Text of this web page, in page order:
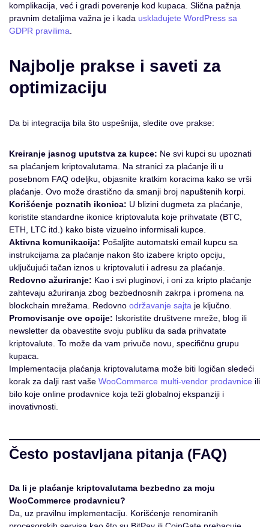
komplikacija, već i gradi poverenje kod kupaca. Slična pažnja
pravnim detaljima važna je i kada usklađujete WordPress sa
GDPR pravilima
Najbolje prakse i saveti za
optimizaciju
Da bi integracija bila što uspešnija, sledite ove prakse:
Kreiranje jasnog uputstva za kupce: Ne svi kupci su upoznati
sa plaćanjem kriptovalutama. Na stranici za plaćanje ili u
posebnom FAQ odeljku, objasnite kratkim koracima kako se vrši
plaćanje. Ovo može drastično da smanji broj napuštenih korpi.
Korišćenje poznatih ikonica: U blizini dugmeta za plaćanje,
koristite standardne ikonice kriptovaluta koje prihvatate (BTC,
ETH, LTC itd.) kako biste vizuelno informisali kupce.
Aktivna komunikacija: Pošaljite automatski email kupcu sa
instrukcijama za plaćanje nakon što izabere kripto opciju,
uključujući tačan iznos u kriptovaluti i adresu za plaćanje.
Redovno ažuriranje: Kao i svi pluginovi, i oni za kripto plaćanje
zahtevaju ažuriranja zbog bezbednosnih zakrpa i promena na
blockchain mrežama. Redovno održavanje sajta je ključno.
Promovisanje ove opcije: Iskoristite društvene mreže, blog ili
newsletter da obavestite svoju publiku da sada prihvatate
kriptovalute. To može da vam privuče novu, specifičnu grupu
kupaca.
Implementacija plaćanja kriptovalutama može biti logičan sledeći
korak za dalji rast vaše WooCommerce multi-vendor prodavnice ili
bilo koje online prodavnice koja teži globalnoj ekspanziji i
inovativnosti.
Često postavljana pitanja (FAQ)
Da li je plaćanje kriptovalutama bezbedno za moju
WooCommerce prodavnicu?
Da, uz pravilnu implementaciju. Korišćenje renomiranih